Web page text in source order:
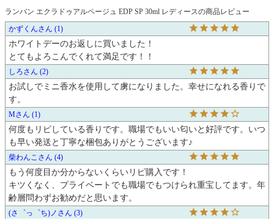
ランバン エクラドゥアルページュ EDP SP 30ml レディースの商品レビュー
かずくん
1
ホワイトデーのお返しに買いました！
とてもよろこんでくれて満足です！！
しろ 2
お試しでミニ香水を使用して虜になりました。幸せになれる香りで
す。
M 1
何度もリピしている香りです。職場でもいい匂いと好評です。いつ
も早い発送と丁寧な梱包ありがとうございます♪
柴わんこ 4
もう何度目か分からないくらいリピ購入です！
キツくなく、プライベートでも職場でもつけられ重宝してます。年
齢層問わずお勧めだと思います。
(さ゜っ゜ち)ノ 3